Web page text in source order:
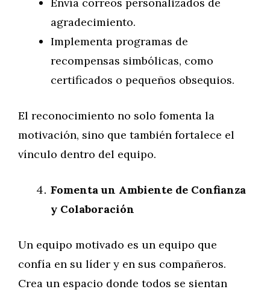
agradecimiento.
Implementa programas de
recompensas simbólicas, como
certificados o pequeños obsequios.
El reconocimiento no solo fomenta la
motivación, sino que también fortalece el
vínculo dentro del equipo.
Fomenta un Ambiente de Confianza
y Colaboración
Un equipo motivado es un equipo que
confía en su líder y en sus compañeros.
Crea un espacio donde todos se sientan